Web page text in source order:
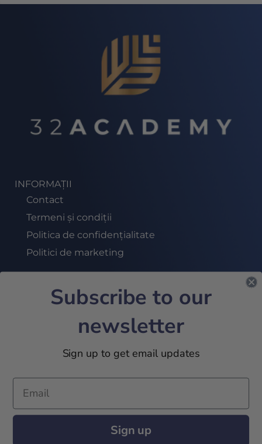
INFORMAȚII
Contact
Termeni și condiții
Politica de confidențialitate
Politici de marketing
ABONEAZĂ-TE LA NEWSLETTER
ALĂTURĂ-TE
Subscribe to our
newsletter
Sign up to get email updates
Sign up